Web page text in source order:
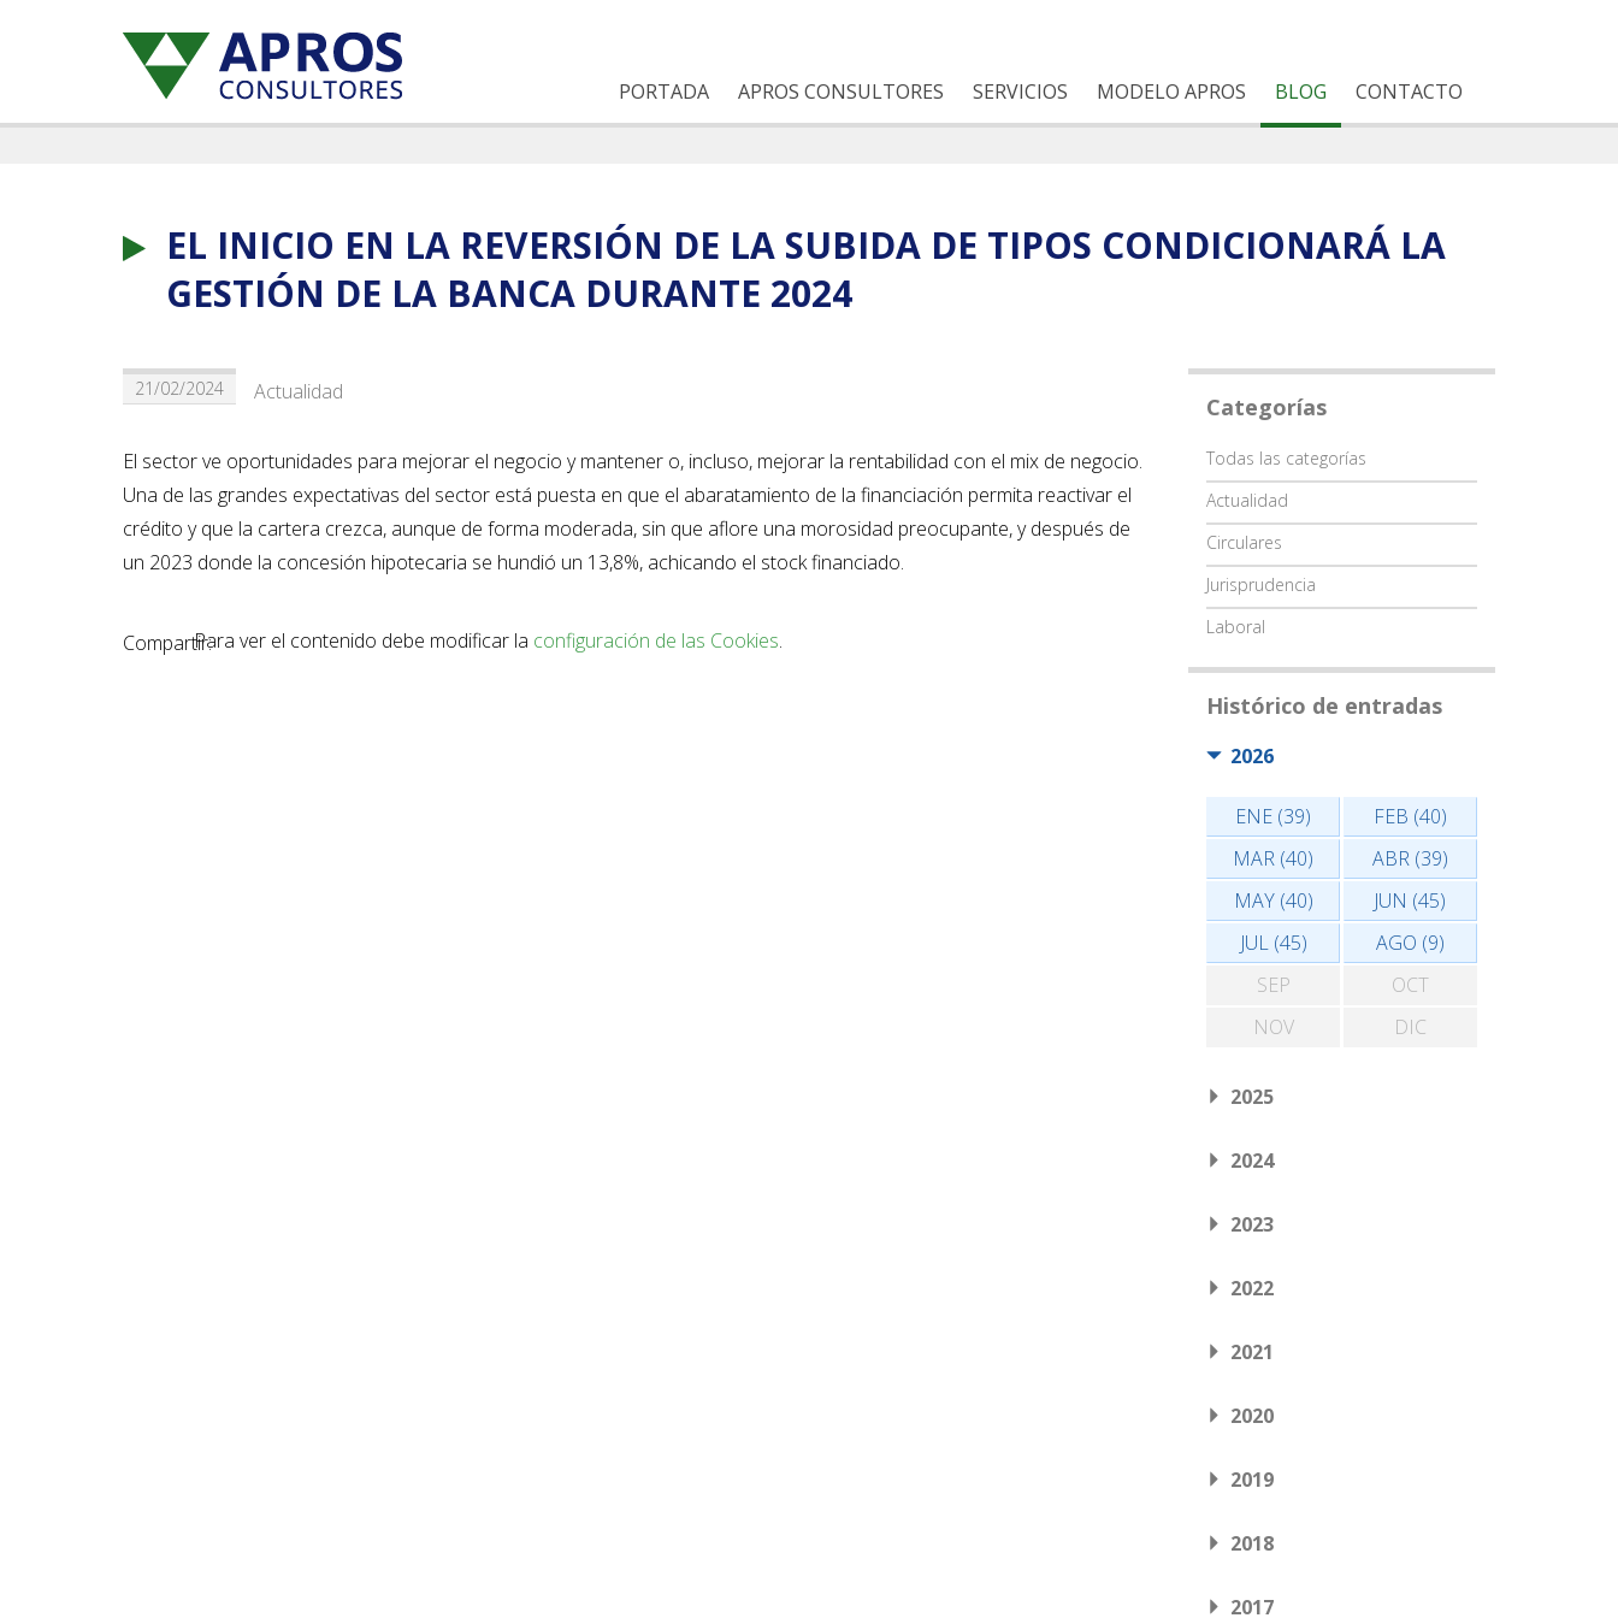
PORTADA APROS CONSULTORES SERVICIOS MODELO APROS BLOG CONTACTO
EL INICIO EN LA REVERSIÓN DE LA SUBIDA DE TIPOS CONDICIONARÁ LA
GESTIÓN DE LA BANCA DURANTE 2024
21/02/2024 Actualidad
El sector ve oportunidades para mejorar el negocio y mantener o, incluso, mejorar la rentabilidad con el mix de negocio.
Una de las grandes expectativas del sector está puesta en que el abaratamiento de la financiación permita reactivar el
crédito y que la cartera crezca, aunque de forma moderada, sin que aflore una morosidad preocupante, y después de
un 2023 donde la concesión hipotecaria se hundió un 13,8%, achicando el stock financiado.
Compartir:Para ver el contenido debe modificar la configuración de las Cookies.
Categorías
Categoría
Todas las categorías
Actualidad
Circulares
Jurisprudencia
Laboral
Histórico de entradas
2026
ENE (39)
FEB (40)
MAR (40)
ABR (39)
MAY (40)
JUN (45)
JUL (45)
AGO (9)
SEP
OCT
NOV
DIC
2025
2024
2023
2022
2021
2020
2019
2018
2017